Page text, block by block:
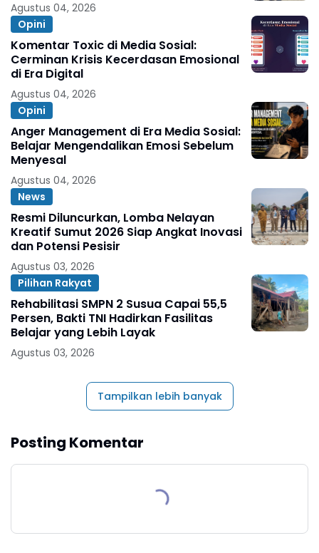
Agustus 04, 2026
Opini
Komentar Toxic di Media Sosial:
Cerminan Krisis Kecerdasan Emosional
di Era Digital
Agustus 04, 2026
Opini
Anger Management di Era Media Sosial:
Belajar Mengendalikan Emosi Sebelum
Menyesal
Agustus 04, 2026
News
Resmi Diluncurkan, Lomba Nelayan
Kreatif Sumut 2026 Siap Angkat Inovasi
dan Potensi Pesisir
Agustus 03, 2026
Pilihan Rakyat
Rehabilitasi SMPN 2 Susua Capai 55,5
Persen, Bakti TNI Hadirkan Fasilitas
Belajar yang Lebih Layak
Agustus 03, 2026
Tampilkan lebih banyak
Posting Komentar